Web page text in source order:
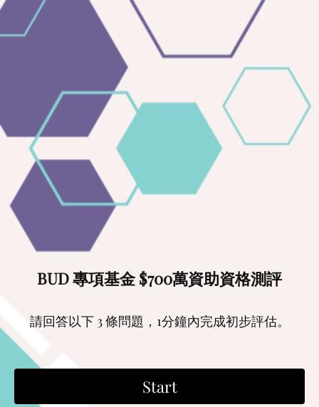
BUD 專項基金 $700萬資助資格測評
請回答以下 3 條問題，1分鐘內完成初步評估。
Start